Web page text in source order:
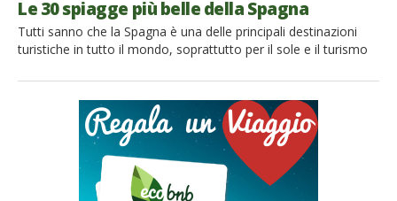
Le 30 spiagge più belle della Spagna
Tutti sanno che la Spagna è una delle principali destinazioni
turistiche in tutto il mondo, soprattutto per il sole e il turismo
quali sono le 30 spiagge più belle in Spagna, per pianificare le
vostre giornate al mare con Ecobnb! Da nord a sud, dalle Isole